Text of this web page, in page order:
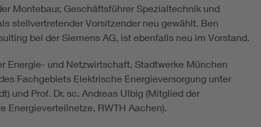
Montebaur, Geschäftsführer Spezialtechnik und
stellvertretender Vorsitzender neu gewählt. Ben
bei der Siemens AG, ist ebenfalls neu im Vorstand.
Energie- und Netzwirtschaft, Stadtwerke München
Fachgebiets Elektrische Energieversorgung unter
und Prof. Dr. sc. Andreas Ulbig (Mitglied der
Energieverteilnetze, RWTH Aachen).